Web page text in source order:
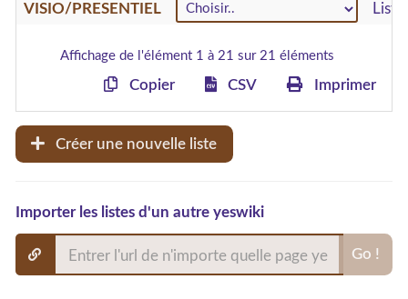
VISIO/PRESENTIEL
Affichage de l'élément 1 à 21 sur 21 éléments
Copier CSV Imprimer
Créer une nouvelle liste
Importer les listes d'un autre yeswiki
Go !